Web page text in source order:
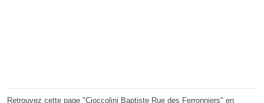
Retrouvez cette page "Cioccolini Baptiste Rue des Ferronniers" en